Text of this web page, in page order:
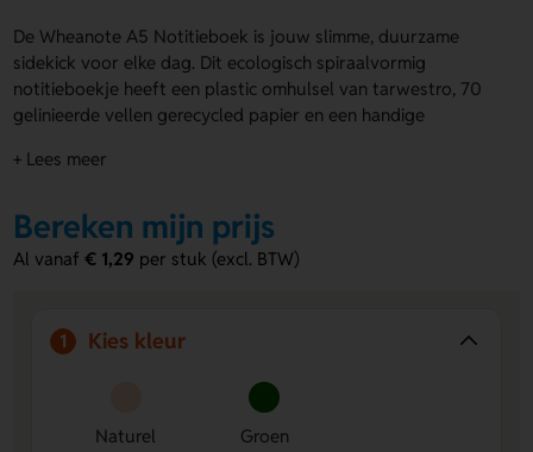
De Wheanote A5 Notitieboek is jouw slimme, duurzame
sidekick voor elke dag. Dit ecologisch spiraalvormig
notitieboekje heeft een plastic omhulsel van tarwestro, 70
gelinieerde vellen gerecycled papier en een handige
een frisse match. De Wheanote A5 Notitieboek biedt volop
Voorzijde of Achterzijde. Handig voor werk, school of
onderweg. Bestel of vraag een prijs op.
Notitieboek
Duurzaam materiaal:
gerecycled papier voor een bewuste keuze.
Ruimte voor personalisatie:Laat eenvoudig een logo,
naam of eigen ontwerp plaatsen op de Voorzijde of
+ Lees meer
Bereken mijn prijs
Al vanaf€ 1,29 per stuk (excl. BTW)
1 Kies kleur
Naturel Groen